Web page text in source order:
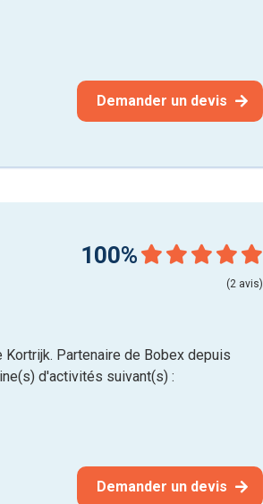
Demander un devis
100%
(2 avis)
Partenaire de Bobex depuis
d'activités suivant(s) :
Demander un devis